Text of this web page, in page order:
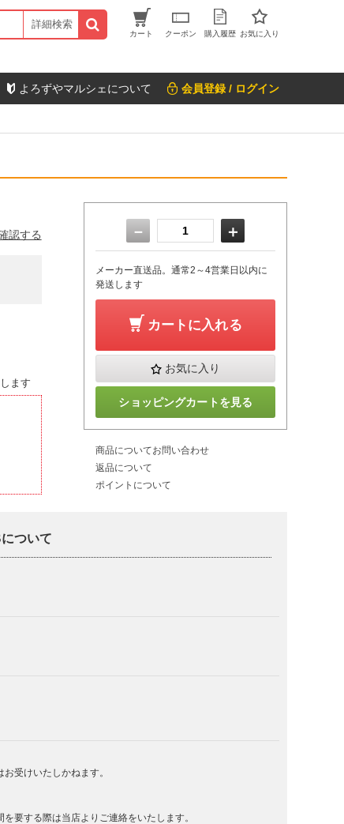
詳細検索
カート クーポン 購入履歴 お気に入り
よろずやマルシェについて 会員登録 / ログイン
認する
ます
－ ＋
メーカー直送品。通常2～4営業日以内に
発送します
カートに入れる
お気に入り
ショッピングカートを見る
商品についてお問い合わせ
返品について
ポイントについて
ついて
受けいたしかねます。
要する際は当店よりご連絡をいたします。